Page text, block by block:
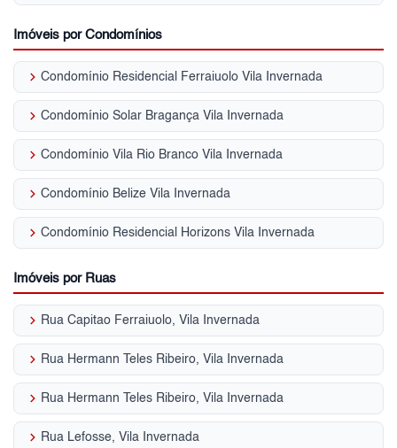
Imóveis por Condomínios
keyboard_arrow_right Condomínio Residencial Ferraiuolo Vila Invernada
keyboard_arrow_right Condomínio Solar Bragança Vila Invernada
keyboard_arrow_right Condomínio Vila Rio Branco Vila Invernada
keyboard_arrow_right Condomínio Belize Vila Invernada
keyboard_arrow_right Condomínio Residencial Horizons Vila Invernada
Imóveis por Ruas
keyboard_arrow_right Rua Capitao Ferraiuolo, Vila Invernada
keyboard_arrow_right Rua Hermann Teles Ribeiro, Vila Invernada
keyboard_arrow_right Rua Hermann Teles Ribeiro, Vila Invernada
keyboard_arrow_right Rua Lefosse, Vila Invernada